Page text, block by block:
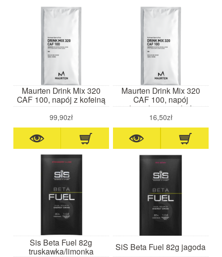
Maurten Drink Mix 320
CAF 100, napój z kofeiną
5+1
99,90zł
Maurten Drink Mix 320
CAF 100, napój
węglowodanowy z kofeiną
83g
16,50zł
Sis Beta Fuel 82g
truskawka/limonka
SiS Beta Fuel 82g jagoda